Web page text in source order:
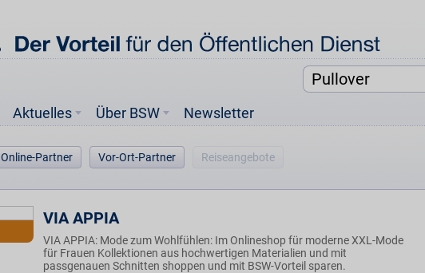
Aktuelles Über BSW Newsletter
Online-Partner Vor-Ort-Partner Reiseangebote
VIA APPIA
VIA APPIA: Mode zum Wohlfühlen: Im Onlineshop für moderne XXL-Mode
für Frauen Kollektionen aus hochwertigen Materialien und mit
passgenauen Schnitten shoppen und mit BSW-Vorteil sparen.